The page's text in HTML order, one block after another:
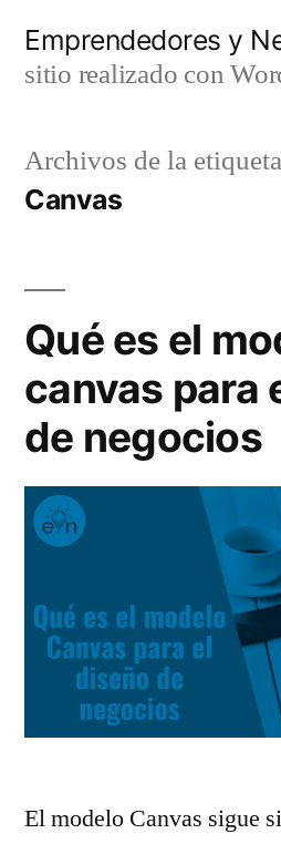
Emprendedores y
sitio realizado con
Archivos de la
Canvas
Qué es el
canvas para
de negocios
El modelo Canvas sigue